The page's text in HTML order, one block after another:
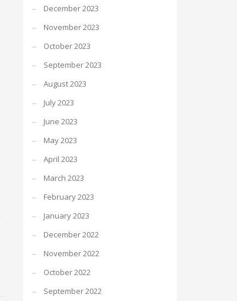
December 2023
November 2023
October 2023
September 2023
August 2023
July 2023
June 2023
May 2023
April 2023
March 2023
February 2023
January 2023
December 2022
November 2022
October 2022
September 2022